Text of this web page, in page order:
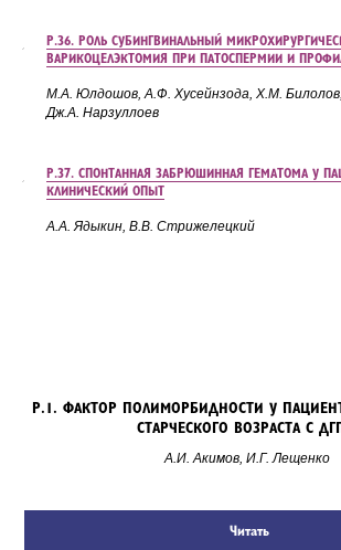
Р.36. РОЛЬ СУБИНГВИНАЛЬНЫЙ
ВАРИКОЦЕЛЭКТОМИЯ ПРИ ПАТОСПЕРМИИ И
М.А. Юлдошов, А.Ф. Хусейнзода, Х.М.
Дж.А. Нарзуллоев
Р.37. СПОНТАННАЯ ЗАБРЮШИННАЯ ГЕМАТОМА У
КЛИНИЧЕСКИЙ ОПЫТ
А.А. Ядыкин, В.В. Стрижелецкий
Р.1. ФАКТОР ПОЛИМОРБИДНОСТИ У
СТАРЧЕСКОГО ВОЗРАСТА С
А.И. Акимов, И.Г. Лещенко
Читать